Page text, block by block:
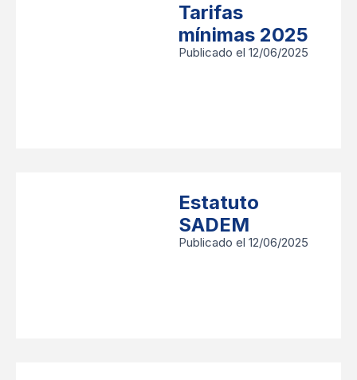
Tarifas
mínimas 2025
Publicado el 12/06/2025
Estatuto
SADEM
Publicado el 12/06/2025